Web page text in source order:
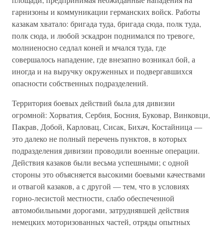
гарнизоны и коммуникации германских войск. Работы
казакам хватало: бригада туда, бригада сюда, полк туда,
полк сюда, и любой эскадрон поднимался по тревоге,
молниеносно седлал коней и мчался туда, где
совершалось нападение, где внезапно возникал бой, а
иногда и на выручку окруженных и подвергавшихся
опасности собственных подразделений.
Территория боевых действий была для дивизии
огромной: Хорватия, Сербия, Босния, Буковар, Винковци,
Пакрав, Добой, Карловац, Сисак, Бихач, Костайница —
это далеко не полный перечень пунктов, в которых
подразделения дивизии проводили военные операции.
Действия казаков были весьма успешными; с одной
стороны это объясняется высокими боевыми качествами
и отвагой казаков, а с другой — тем, что в условиях
горно-лесистой местности, слабо обеспеченной
автомобильными дорогами, затруднявшей действия
немецких моторизованных частей, отряды опытных